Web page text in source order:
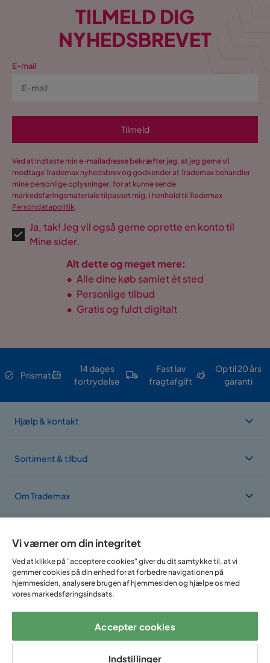
TILMELD DIG
NYHEDSBREVET
E-mail
Tilmeld
Ved at indtaste min e-mailadresse bekræfter jeg, at jeg gerne vil
modtage Trademax nyhedsbrev og godkender at Trademax behandler
mine personlige oplysninger, for at kunne sende
markedsføringsmateriale tilpasset mig, i henhold til Trademax
Persondatapolitik.
Ja, tak! Jeg vil også gerne oprette en konto til
Mine sider.
Alt dette og meget mere:
• Alle dine køb samlet ét sted
• Personlige tilbud
• Gratis og fuldt digitalt
Prismatch
14 dages
fortrydelse
Fast lav
fragtafgift
Op til 20 års
garanti
Hjælp & kontakt
Sortiment & tilbud
Om Trademax
Vi findes i flere forskellige lande
Følg os på:
Vi værner om din integritet
Ved at klikke på "acceptere cookies" giver du dit samtykke til, at vi
gemmer cookies på din enhed for at forbedre navigationen på
hjemmesiden, analysere brugen af hjemmesiden og hjælpe os med
vores markedsføringsindsats.
Accepter cookies
Indstillinger